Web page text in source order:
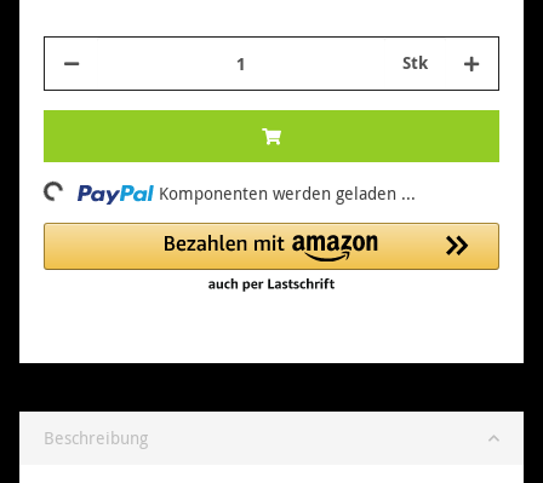
Stk
Komponenten werden geladen ...
Beschreibung